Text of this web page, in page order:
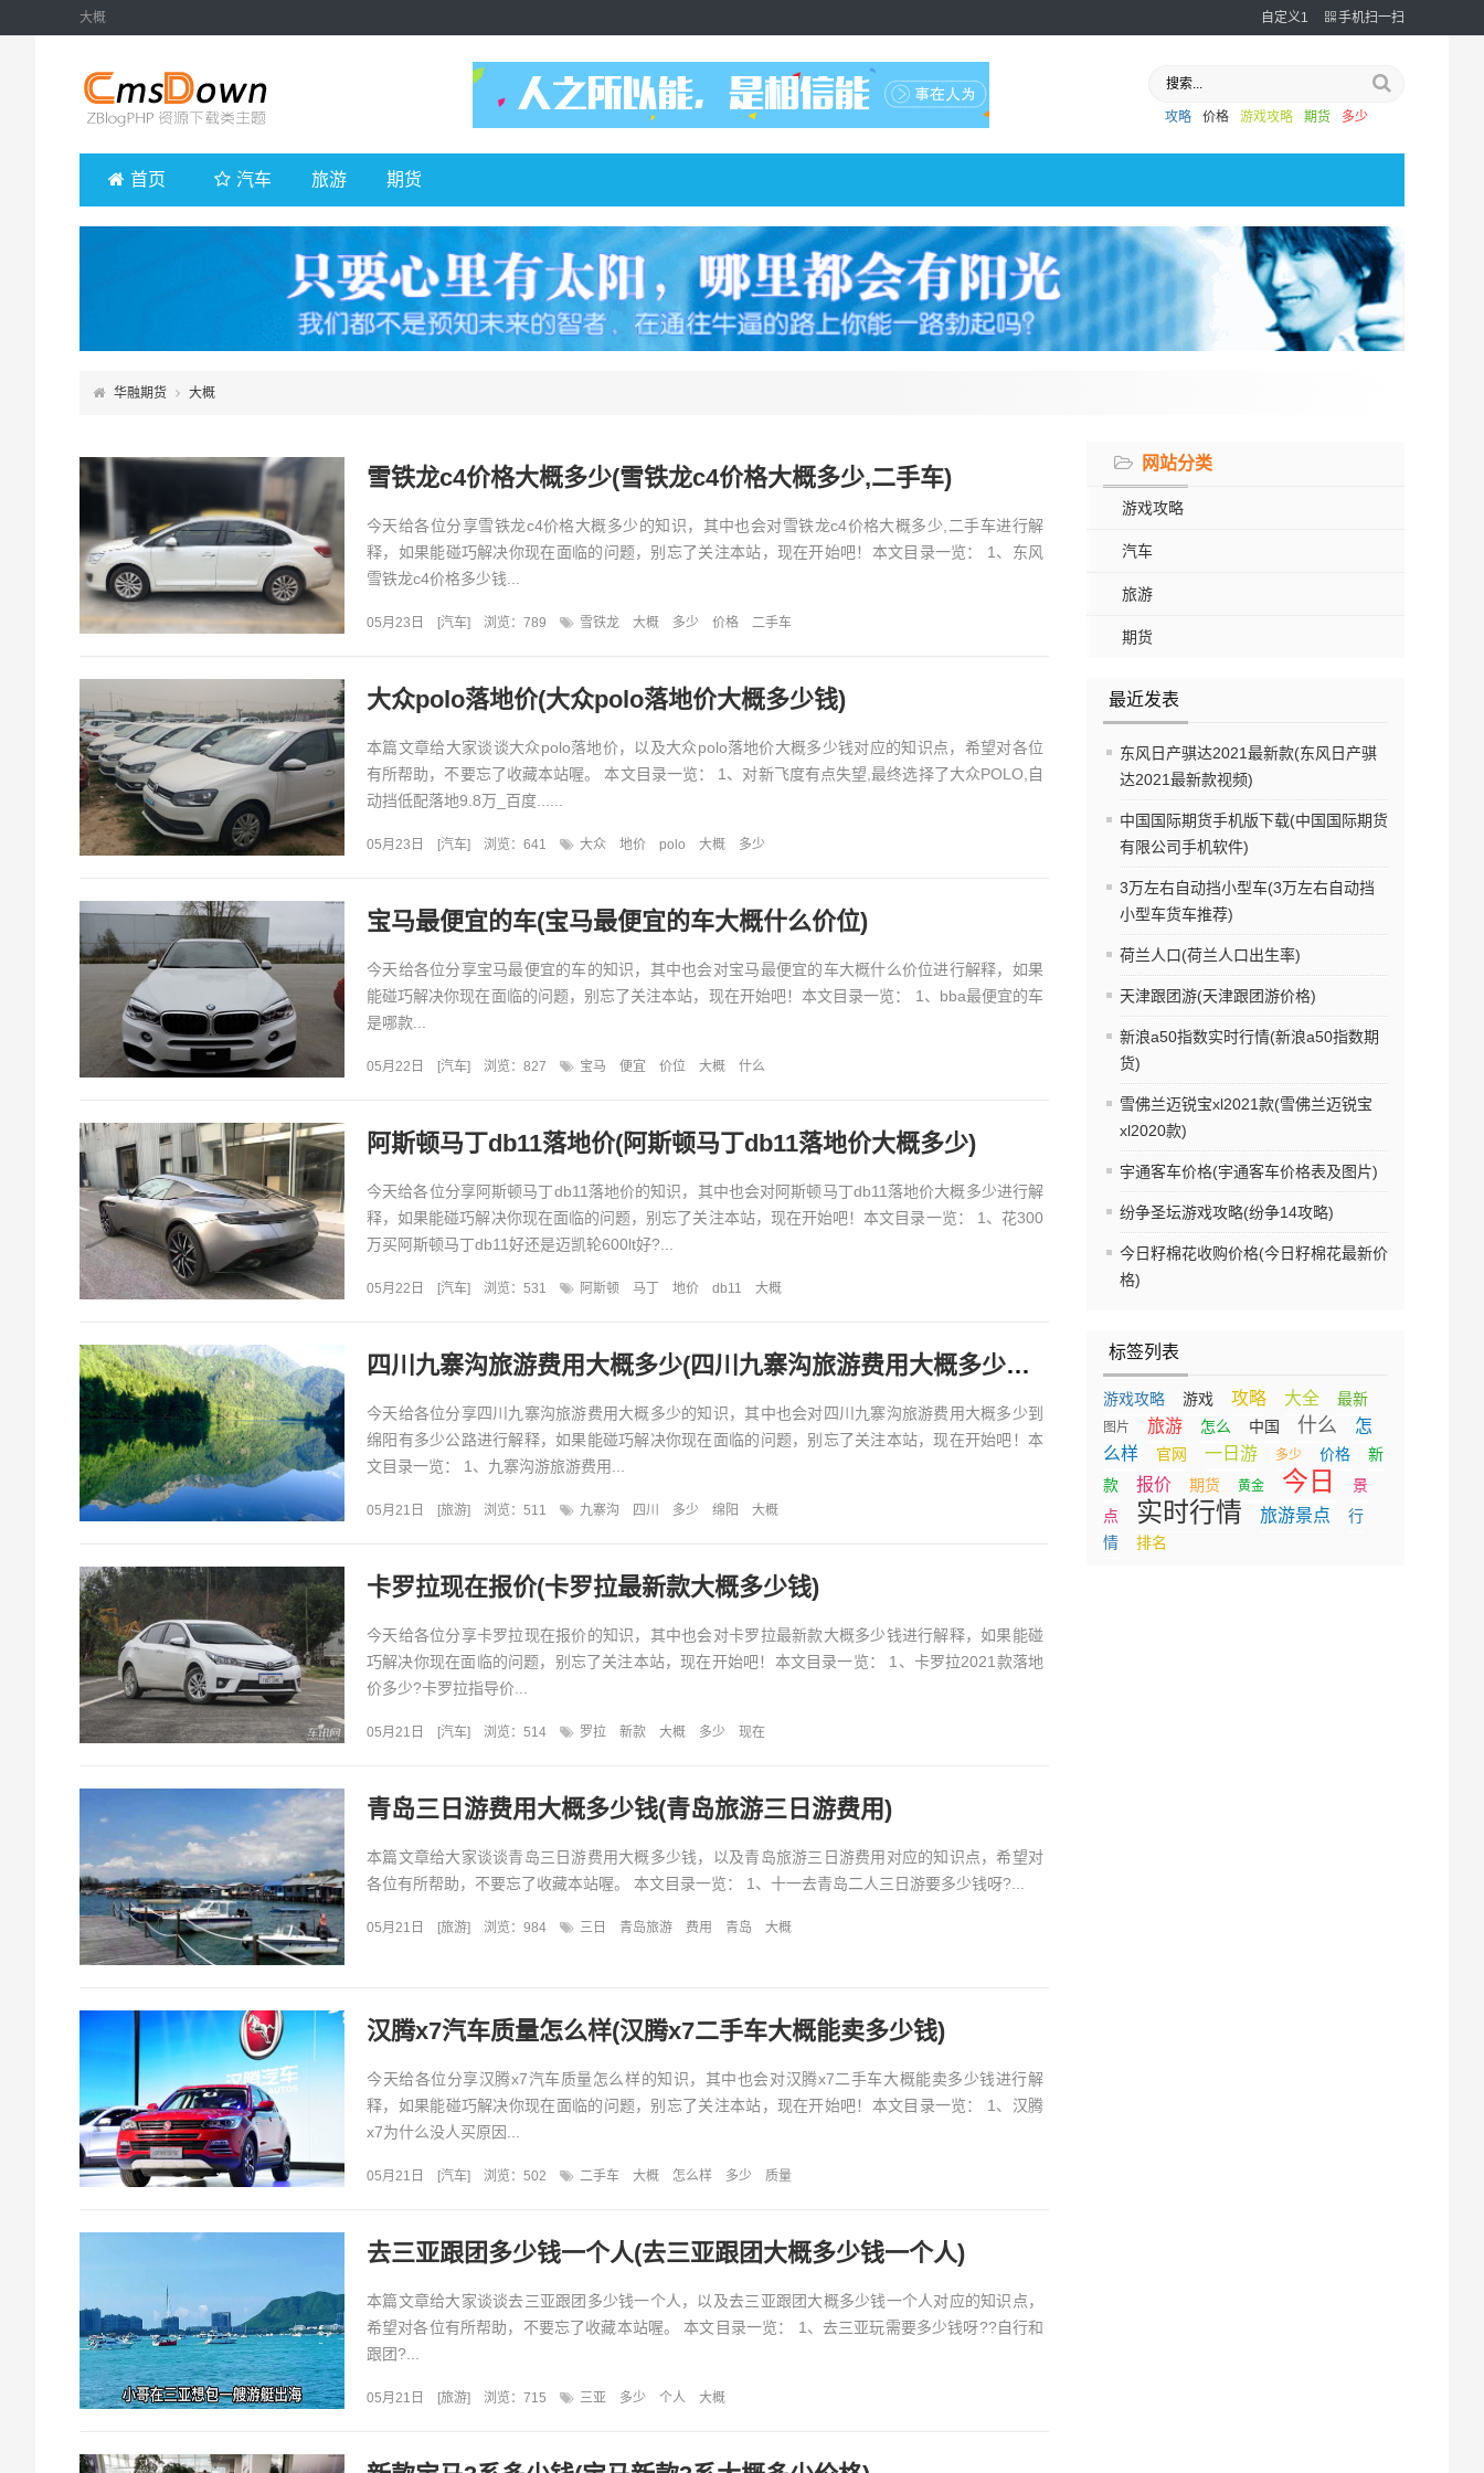
大概 自定义1 手机扫一扫
攻略 价格 游戏攻略 期货 多少
首页 汽车 旅游 期货
华融期货 大概
网站分类
游戏攻略
汽车
旅游
期货
最近发表
东风日产骐达2021最新款(东风日产骐
达2021最新款视频)
中国国际期货手机版下载(中国国际期货
有限公司手机软件)
3万左右自动挡小型车(3万左右自动挡
小型车货车推荐)
荷兰人口(荷兰人口出生率)
天津跟团游(天津跟团游价格)
新浪a50指数实时行情(新浪a50指数期
货)
雪佛兰迈锐宝xl2021款(雪佛兰迈锐宝
xl2020款)
宇通客车价格(宇通客车价格表及图片)
纷争圣坛游戏攻略(纷争14攻略)
今日籽棉花收购价格(今日籽棉花最新价
格)
标签列表
游戏攻略 游戏 攻略 大全 最新
图片 旅游 怎么 中国 什么
怎
么样
官网 一日游 多少 价格
新
款
报价 期货 黄金 今日
景
点
实时行情 旅游景点
行
情
排名
雪铁龙c4价格大概多少(雪铁龙c4价格大概多少,二手车)
今天给各位分享雪铁龙c4价格大概多少的知识，其中也会对雪铁龙c4价格大概多少,二手车进行解
释，如果能碰巧解决你现在面临的问题，别忘了关注本站，现在开始吧！本文目录一览： 1、东风
雪铁龙c4价格多少钱...
05月23日 [汽车] 浏览：789 雪铁龙 大概 多少 价格 二手车
大众polo落地价(大众polo落地价大概多少钱)
本篇文章给大家谈谈大众polo落地价，以及大众polo落地价大概多少钱对应的知识点，希望对各位
有所帮助，不要忘了收藏本站喔。 本文目录一览： 1、对新飞度有点失望,最终选择了大众POLO,自
动挡低配落地9.8万_百度......
05月23日 [汽车] 浏览：641 大众 地价 polo 大概 多少
宝马最便宜的车(宝马最便宜的车大概什么价位)
今天给各位分享宝马最便宜的车的知识，其中也会对宝马最便宜的车大概什么价位进行解释，如果
能碰巧解决你现在面临的问题，别忘了关注本站，现在开始吧！本文目录一览： 1、bba最便宜的车
是哪款...
05月22日 [汽车] 浏览：827 宝马 便宜 价位 大概 什么
阿斯顿马丁db11落地价(阿斯顿马丁db11落地价大概多少)
今天给各位分享阿斯顿马丁db11落地价的知识，其中也会对阿斯顿马丁db11落地价大概多少进行解
释，如果能碰巧解决你现在面临的问题，别忘了关注本站，现在开始吧！本文目录一览： 1、花300
万买阿斯顿马丁db11好还是迈凯轮600lt好?...
05月22日 [汽车] 浏览：531 阿斯顿 马丁 地价 db11 大概
四川九寨沟旅游费用大概多少(四川九寨沟旅游费用大概多少到绵阳有多少公路)
今天给各位分享四川九寨沟旅游费用大概多少的知识，其中也会对四川九寨沟旅游费用大概多少到
绵阳有多少公路进行解释，如果能碰巧解决你现在面临的问题，别忘了关注本站，现在开始吧！本
文目录一览： 1、九寨沟游旅游费用...
05月21日 [旅游] 浏览：511 九寨沟 四川 多少 绵阳 大概
卡罗拉现在报价(卡罗拉最新款大概多少钱)
今天给各位分享卡罗拉现在报价的知识，其中也会对卡罗拉最新款大概多少钱进行解释，如果能碰
巧解决你现在面临的问题，别忘了关注本站，现在开始吧！本文目录一览： 1、卡罗拉2021款落地
价多少?卡罗拉指导价...
05月21日 [汽车] 浏览：514 罗拉 新款 大概 多少 现在
青岛三日游费用大概多少钱(青岛旅游三日游费用)
本篇文章给大家谈谈青岛三日游费用大概多少钱，以及青岛旅游三日游费用对应的知识点，希望对
各位有所帮助，不要忘了收藏本站喔。 本文目录一览： 1、十一去青岛二人三日游要多少钱呀?...
05月21日 [旅游] 浏览：984 三日 青岛旅游 费用 青岛 大概
汉腾x7汽车质量怎么样(汉腾x7二手车大概能卖多少钱)
今天给各位分享汉腾x7汽车质量怎么样的知识，其中也会对汉腾x7二手车大概能卖多少钱进行解
释，如果能碰巧解决你现在面临的问题，别忘了关注本站，现在开始吧！本文目录一览： 1、汉腾
x7为什么没人买原因...
05月21日 [汽车] 浏览：502 二手车 大概 怎么样 多少 质量
去三亚跟团多少钱一个人(去三亚跟团大概多少钱一个人)
本篇文章给大家谈谈去三亚跟团多少钱一个人，以及去三亚跟团大概多少钱一个人对应的知识点，
希望对各位有所帮助，不要忘了收藏本站喔。 本文目录一览： 1、去三亚玩需要多少钱呀??自行和
跟团?...
05月21日 [旅游] 浏览：715 三亚 多少 个人 大概